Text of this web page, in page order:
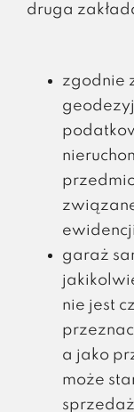
druga
zgodnie
garaż
nie jest
a jako
może